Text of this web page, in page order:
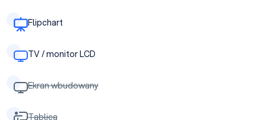
Flipchart
TV / monitor LCD
Ekran wbudowany
Tablica